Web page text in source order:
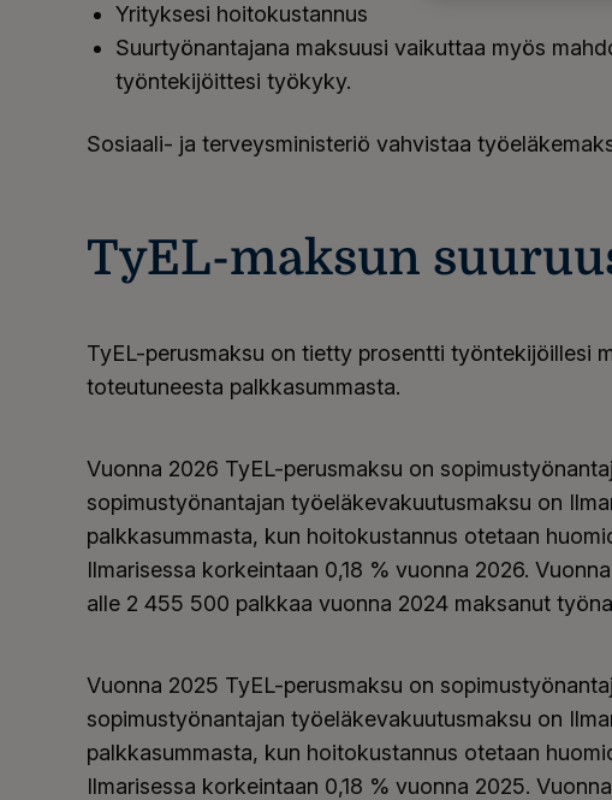
Yrityksesi hoitokustannus
Suurtyönantajana maksuusi vaikuttaa myös
työntekijöittesi työkyky.
Sosiaali- ja terveysministeriö vahvistaa
TyEL-maksun
TyEL-perusmaksu on tietty prosentti työntekijöillesi
toteutuneesta palkkasummasta.
Vuonna 2026 TyEL-perusmaksu on
sopimustyönantajan työeläkevakuutusmaksu on
palkkasummasta, kun hoitokustannus otetaan
Ilmarisessa korkeintaan 0,18 % vuonna 2026.
alle 2 455 500 palkkaa vuonna 2024 maksanut
Vuonna 2025 TyEL-perusmaksu on
sopimustyönantajan työeläkevakuutusmaksu on
palkkasummasta, kun hoitokustannus otetaan
Ilmarisessa korkeintaan 0,18 % vuonna 2025.